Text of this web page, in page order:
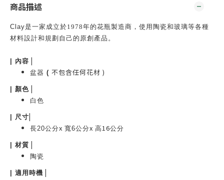
商品描述
Clay是一家成立於1978年的花瓶製造商，使用陶瓷和玻璃等各種
材料設計和規劃自己的原創產品。
| 內容 |
盆器 ( 不包含任何花材 )
顏色 |
白色
尺寸|
長20公分x 寬6公分x 高16公分
材質 |
陶瓷
適用時機 |